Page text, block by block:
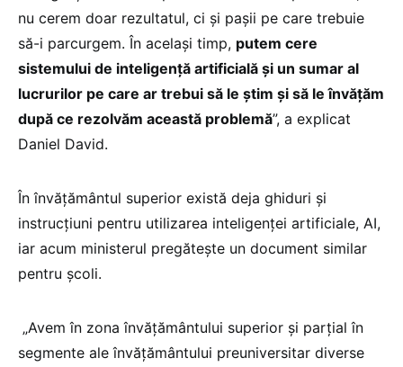
nu cerem doar rezultatul, ci și pașii pe care trebuie
să-i parcurgem. În același timp, putem cere
sistemului de inteligență artificială și un sumar al
lucrurilor pe care ar trebui să le știm și să le învățăm
după ce rezolvăm această problemă”, a explicat
Daniel David.
În învățământul superior există deja ghiduri și
instrucțiuni pentru utilizarea inteligenței artificiale, AI,
iar acum ministerul pregătește un document similar
pentru școli.
„Avem în zona învățământului superior și parțial în
segmente ale învățământului preuniversitar diverse